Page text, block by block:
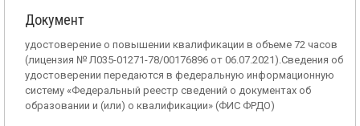
Документ
удостоверение о повышении квалификации в объеме 72 часов
(лицензия № Л035-01271-78/00176896 от 06.07.2021).Сведения об
удостоверении передаются в федеральную информационную
систему «Федеральный реестр сведений о документах об
образовании и (или) о квалификации» (ФИС ФРДО)